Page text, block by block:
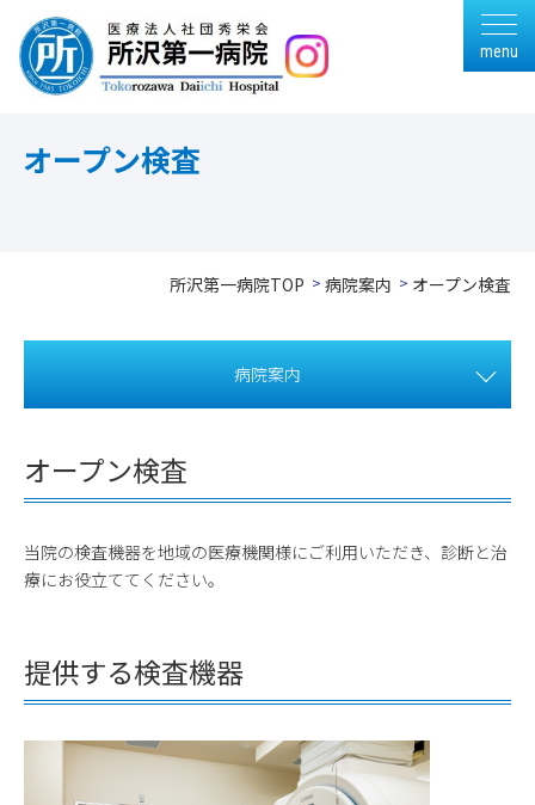
menu
オープン検査
所沢第一病院TOP 病院案内 オープン検査
病院案内
オープン検査
当院の検査機器を地域の医療機関様にご利用いただき、診断と治
療にお役立ててください。
提供する検査機器